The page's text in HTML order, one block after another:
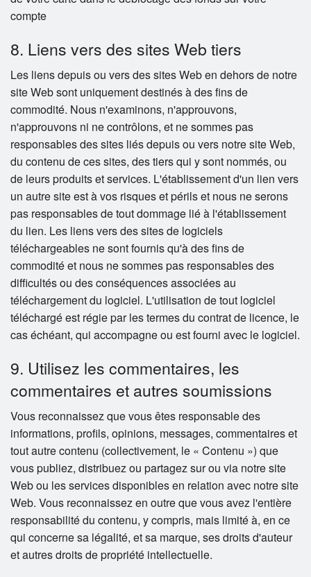
compte
8. Liens vers des sites Web tiers
Les liens depuis ou vers des sites Web en dehors de notre
site Web sont uniquement destinés à des fins de
commodité. Nous n'examinons, n'approuvons,
n'approuvons ni ne contrôlons, et ne sommes pas
responsables des sites liés depuis ou vers notre site Web,
du contenu de ces sites, des tiers qui y sont nommés, ou
de leurs produits et services. L'établissement d'un lien vers
un autre site est à vos risques et périls et nous ne serons
pas responsables de tout dommage lié à l'établissement
du lien. Les liens vers des sites de logiciels
téléchargeables ne sont fournis qu'à des fins de
commodité et nous ne sommes pas responsables des
difficultés ou des conséquences associées au
téléchargement du logiciel. L'utilisation de tout logiciel
téléchargé est régie par les termes du contrat de licence, le
cas échéant, qui accompagne ou est fourni avec le logiciel.
9. Utilisez les commentaires, les
commentaires et autres soumissions
Vous reconnaissez que vous êtes responsable des
informations, profils, opinions, messages, commentaires et
tout autre contenu (collectivement, le « Contenu ») que
vous publiez, distribuez ou partagez sur ou via notre site
Web ou les services disponibles en relation avec notre site
Web. Vous reconnaissez en outre que vous avez l'entière
responsabilité du contenu, y compris, mais limité à, en ce
qui concerne sa légalité, et sa marque, ses droits d'auteur
et autres droits de propriété intellectuelle.